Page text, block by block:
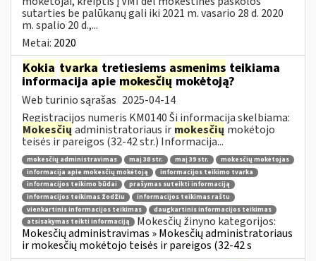
sutarties be palūkanų gali iki 2021 m. vasario 28 d. 2020
m. spalio 20 d.,...
Metai: 2020
Kokia tvarka tretiesiems asmenims teikiama
informacija apie mokesčiųmokėtoją?
Web turinio sąrašas 2025-04-14
Registracijos numeris KM0140 Ši informacija skelbiama:
Mokesčių administratoriaus ir mokesčių mokėtojo
teisės ir pareigos (32-42 str.) Informacija...
mokesčių administravimas maį 38 str. maį 39 str.
mokesčių mokėtojas
informacija apie mokesčių mokėtoją
informacijos teikimo tvarka
informacijos teikimo būdai
prašymas suteikti informaciją
informacijos teikimas žodžiu
informacijos teikimas raštu
vienkartinis informacijos teikimas
daugkartinis informacijos teikimas
atsisakymas teikti informaciją
Mokesčių žinyno kategorijos:
Mokesčių administravimas » Mokesčių administratoriaus
ir mokesčių mokėtojo teisės ir pareigos (32-42 s